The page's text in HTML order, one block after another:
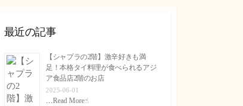
最近の記事
【シャプラの2階】激辛好きも満
足！本格タイ料理が食べられるアジ
ア食品店2階のお店
2025-06-01
…Read More☝︎